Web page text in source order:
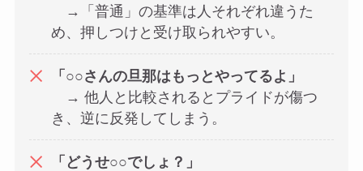
→「普通」の基準は人それぞれ違うた
め、押しつけと受け取られやすい。
「○○さんの旦那はもっとやってるよ」
→ 他人と比較されるとプライドが傷つ
き、逆に反発してしまう。
「どうせ○○でしょ？」